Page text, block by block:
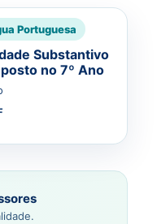
Portuguesa
Substantivo
no 7º Ano